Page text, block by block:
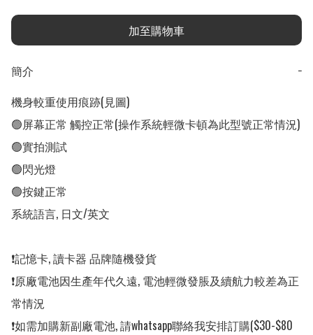
加至購物車
簡介
−
機身較重使用痕跡(見圖)
🟢屏幕正常 觸控正常(操作系統輕微卡頓為此型號正常情況)
🟢實拍測試
🟢閃光燈
🟢按鍵正常
系統語言, 日文/英文
❗️記憶卡, 讀卡器 品牌隨機發貨
❗️原廠電池因生產年代久遠, 電池輕微發脹及續航力較差為正
常情況
❗️如需加購新副廠電池, 請whatsapp聯絡我安排訂購($30-$80